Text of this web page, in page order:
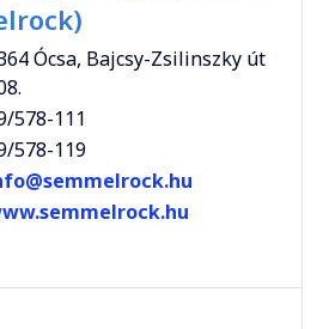
Ócsa, Bajcsy-Zsilinszky út
578-111
578-119